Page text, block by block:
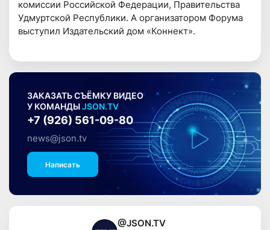
комиссии Российской Федерации, Правительства
Удмуртской Республики. А организатором Форума
выступил Издательский дом «Коннект».
ЗАКАЗАТЬ СЪЁМКУ ВИДЕО
У КОМАНДЫJSON.TV
+7 (926) 561-09-80
news@json.tv
Написать
@JSON.TV